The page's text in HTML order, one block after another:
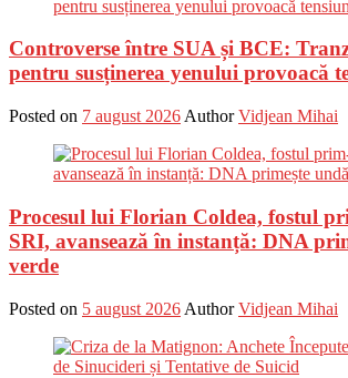
Controverse între SUA și BCE:
pentru susținerea yenului provoacă
Posted on 7 august 2026 Author Vidjean Mihai
Procesul lui Florian Coldea, fostul
SRI, avansează în instanță: DNA
verde
Posted on 5 august 2026 Author Vidjean Mihai